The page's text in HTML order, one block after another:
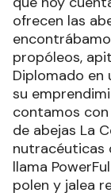
ofrecen las
propóleos,
Diplomado en
su
contamos
de abejas La
nutracéuticas
llama
polen y jalea